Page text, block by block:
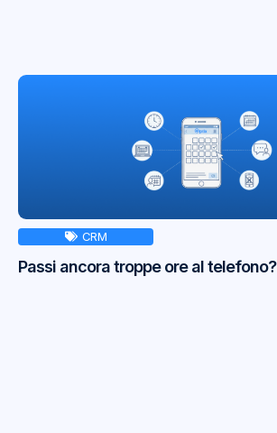
CRM
Passi ancora troppe ore al telefono?